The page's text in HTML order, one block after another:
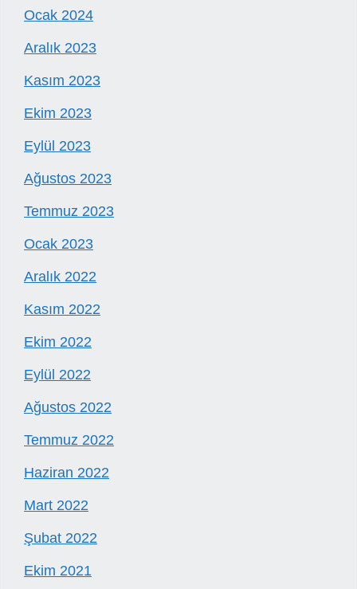
Ocak 2024
Aralık 2023
Kasım 2023
Ekim 2023
Eylül 2023
Ağustos 2023
Temmuz 2023
Ocak 2023
Aralık 2022
Kasım 2022
Ekim 2022
Eylül 2022
Ağustos 2022
Temmuz 2022
Haziran 2022
Mart 2022
Şubat 2022
Ekim 2021